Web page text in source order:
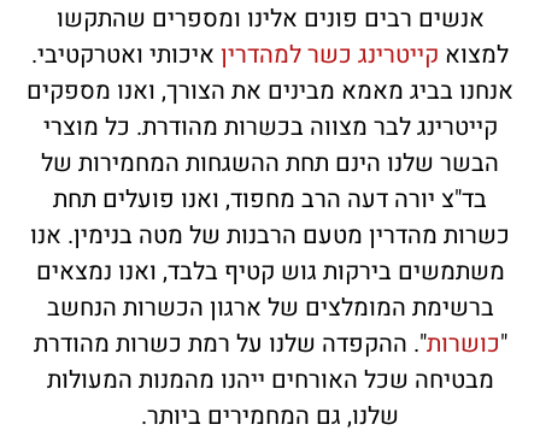
אנשים רבים פונים אלינו ומספרים שהתקשו
למצוא קייטרינג כשר למהדרין איכותי ואטרקטיבי.
אנחנו בביג מאמא מבינים את הצורך, ואנו מספקים
קייטרינג לבר מצווה בכשרות מהודרת. כל מוצרי
הבשר שלנו הינם תחת ההשגחות המחמירות של
בד"צ יורה דעה הרב מחפוד, ואנו פועלים תחת
כשרות מהדרין מטעם הרבנות של מטה בנימין. אנו
משתמשים בירקות גוש קטיף בלבד, ואנו נמצאים
ברשימת המומלצים של ארגון הכשרות הנחשב
"כושרות". ההקפדה שלנו על רמת כשרות מהודרת
מבטיחה שכל האורחים ייהנו מהמנות המעולות
שלנו, גם המחמירים ביותר.